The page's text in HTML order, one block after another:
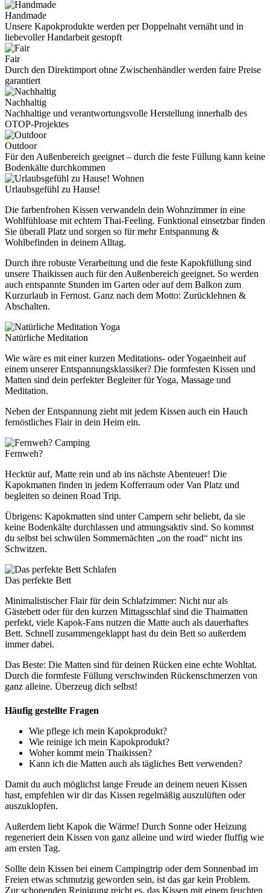
Handmade
Unsere Kapokprodukte werden per Doppelnaht vernäht und in
liebevoller Handarbeit gestopft
Fair
Durch den Direktimport ohne Zwischenhändler werden faire Preise
garantiert
Nachhaltig
Nachhaltige und verantwortungsvolle Herstellung innerhalb des
OTOP-Projektes
Outdoor
Für den Außenbereich geeignet – durch die feste Füllung kann keine
Bodenkälte durchkommen
Wohnen
Urlaubsgefühl zu Hause!
Die farbenfrohen Kissen verwandeln dein Wohnzimmer in eine
Wohlfühloase mit echtem Thai-Feeling. Funktional einsetzbar finden
Sie überall Platz und sorgen so für mehr Entspannung &
Wohlbefinden in deinem Alltag.
Durch ihre robuste Verarbeitung und die feste Kapokfüllung sind
unsere Thaikissen auch für den Außenbereich geeignet. So werden
auch entspannte Stunden im Garten oder auf dem Balkon zum
Kurzurlaub in Fernost. Ganz nach dem Motto: Zurücklehnen &
Abschalten.
Yoga
Natürliche Meditation
Wie wäre es mit einer kurzen Meditations- oder Yogaeinheit auf
einem unserer Entspannungsklassiker? Die formfesten Kissen und
Matten sind dein perfekter Begleiter für Yoga, Massage und
Meditation.
Neben der Entspannung zieht mit jedem Kissen auch ein Hauch
fernöstliches Flair in dein Heim ein.
Camping
Fernweh?
Hecktür auf, Matte rein und ab ins nächste Abenteuer! Die
Kapokmatten finden in jedem Kofferraum oder Van Platz und
begleiten so deinen Road Trip.
Übrigens: Kapokmatten sind unter Campern sehr beliebt, da sie
keine Bodenkälte durchlassen und atmungsaktiv sind. So kommst
du selbst bei schwülen Sommernächten „on the road“ nicht ins
Schwitzen.
Schlafen
Das perfekte Bett
Minimalistischer Flair für dein Schlafzimmer: Nicht nur als
Gästebett oder für den kurzen Mittagsschlaf sind die Thaimatten
perfekt, viele Kapok-Fans nutzen die Matte auch als dauerhaftes
Bett. Schnell zusammengeklappt hast du dein Bett so außerdem
immer dabei.
Das Beste: Die Matten sind für deinen Rücken eine echte Wohltat.
Durch die formfeste Füllung verschwinden Rückenschmerzen von
ganz alleine. Überzeug dich selbst!
Häufig gestellte Fragen
Wie pflege ich mein Kapokprodukt?
Wie reinige ich mein Kapokprodukt?
Woher kommt mein Thaikissen?
Kann ich die Matten auch als tägliches Bett verwenden?
Damit du auch möglichst lange Freude an deinem neuen Kissen
hast, empfehlen wir dir das Kissen regelmäßig auszulüften oder
auszuklopfen.
Außerdem liebt Kapok die Wärme! Durch Sonne oder Heizung
regeneriert dein Kissen von ganz alleine und wird wieder fluffig wie
am ersten Tag.
Sollte dein Kissen bei einem Campingtrip oder dem Sonnenbad im
Freien etwas schmutzig geworden sein, ist das gar kein Problem.
Zur schonenden Reinigung reicht es, das Kissen mit einem feuchten